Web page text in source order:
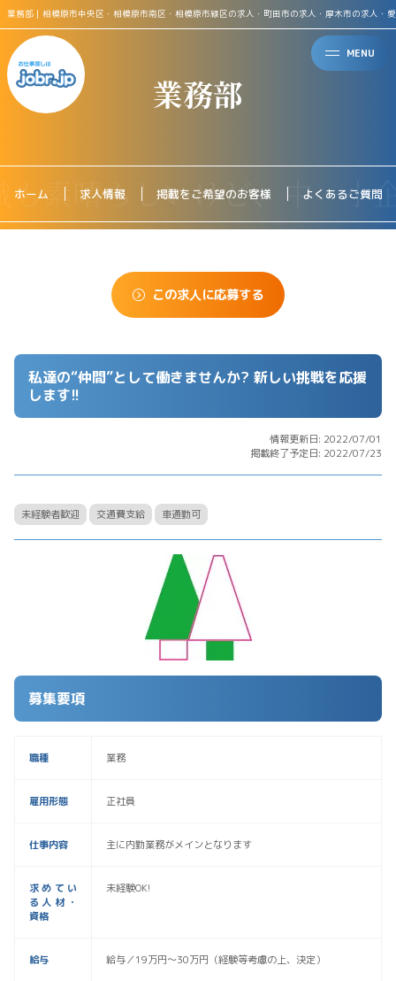
MENU
業務部｜相模原市中央区・相模原市南区・相模原市緑区の求人・町田市の求人・厚木市の求人・
業務部
ホーム 求人情報 掲載をご希望のお客様 よくあるご質問
この求人に応募する
私達の“仲間”として働きませんか? 新しい挑戦を応援
します!!
情報更新日: 2022/07/01
掲載終了予定日: 2022/07/23
未経験者歓迎 交通費支給 車通勤可
募集要項
職種 業務
雇用形態 正社員
仕事内容 主に内勤業務がメインとなります
求めてい
る人材・
資格
未経験OK!
給与 給与／19万円〜30万円（経験等考慮の上、決定）